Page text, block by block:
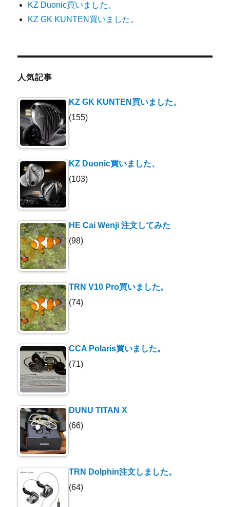
KZ Duonic買いました、
KZ GK KUNTEN買いました。
人気記事
KZ GK KUNTEN買いました。
(155)
KZ Duonic買いました、
(103)
HE Cai Wenji 注文してみた
(98)
TRN V10 Pro買いました。
(74)
CCA Polaris買いました。
(71)
DUNU TITAN X
(66)
TRN Dolphin注文しました。
(64)